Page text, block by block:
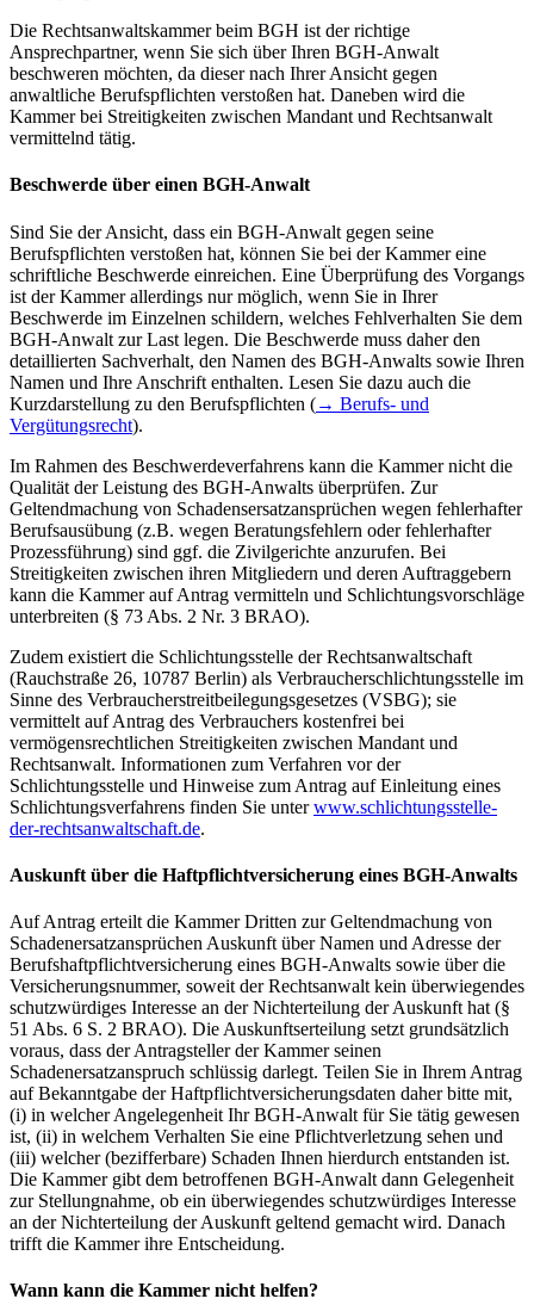
Die Rechtsanwaltskammer beim BGH ist der richtige
Ansprechpartner, wenn Sie sich über Ihren BGH-Anwalt
beschweren möchten, da dieser nach Ihrer Ansicht gegen
anwaltliche Berufspflichten verstoßen hat. Daneben wird die
Kammer bei Streitigkeiten zwischen Mandant und Rechtsanwalt
vermittelnd tätig.
Beschwerde über einen BGH-Anwalt
Sind Sie der Ansicht, dass ein BGH-Anwalt gegen seine
Berufspflichten verstoßen hat, können Sie bei der Kammer eine
schriftliche Beschwerde einreichen. Eine Überprüfung des Vorgangs
ist der Kammer allerdings nur möglich, wenn Sie in Ihrer
Beschwerde im Einzelnen schildern, welches Fehlverhalten Sie dem
BGH-Anwalt zur Last legen. Die Beschwerde muss daher den
detaillierten Sachverhalt, den Namen des BGH-Anwalts sowie Ihren
Namen und Ihre Anschrift enthalten. Lesen Sie dazu auch die
Kurzdarstellung zu den Berufspflichten (→ Berufs- und
Vergütungsrecht).
Im Rahmen des Beschwerdeverfahrens kann die Kammer nicht die
Qualität der Leistung des BGH-Anwalts überprüfen. Zur
Geltendmachung von Schadensersatzansprüchen wegen fehlerhafter
Berufsausübung (z.B. wegen Beratungsfehlern oder fehlerhafter
Prozessführung) sind ggf. die Zivilgerichte anzurufen. Bei
Streitigkeiten zwischen ihren Mitgliedern und deren Auftraggebern
kann die Kammer auf Antrag vermitteln und Schlichtungsvorschläge
unterbreiten (§ 73 Abs. 2 Nr. 3 BRAO).
Zudem existiert die Schlichtungsstelle der Rechtsanwaltschaft
(Rauchstraße 26, 10787 Berlin) als Verbraucherschlichtungsstelle im
Sinne des Verbraucherstreitbeilegungsgesetzes (VSBG); sie
vermittelt auf Antrag des Verbrauchers kostenfrei bei
vermögensrechtlichen Streitigkeiten zwischen Mandant und
Rechtsanwalt. Informationen zum Verfahren vor der
Schlichtungsstelle und Hinweise zum Antrag auf Einleitung eines
Schlichtungsverfahrens finden Sie unterwww.schlichtungsstelle-
der-rechtsanwaltschaft.de.
Auskunft über die Haftpflichtversicherung eines BGH-Anwalts
Auf Antrag erteilt die Kammer Dritten zur Geltendmachung von
Schadenersatzansprüchen Auskunft über Namen und Adresse der
Berufshaftpflichtversicherung eines BGH-Anwalts sowie über die
Versicherungsnummer, soweit der Rechtsanwalt kein überwiegendes
schutzwürdiges Interesse an der Nichterteilung der Auskunft hat (§
51 Abs. 6 S. 2 BRAO). Die Auskunftserteilung setzt grundsätzlich
voraus, dass der Antragsteller der Kammer seinen
Schadenersatzanspruch schlüssig darlegt. Teilen Sie in Ihrem Antrag
auf Bekanntgabe der Haftpflichtversicherungsdaten daher bitte mit,
(i) in welcher Angelegenheit Ihr BGH-Anwalt für Sie tätig gewesen
ist, (ii) in welchem Verhalten Sie eine Pflichtverletzung sehen und
(iii) welcher (bezifferbare) Schaden Ihnen hierdurch entstanden ist.
Die Kammer gibt dem betroffenen BGH-Anwalt dann Gelegenheit
zur Stellungnahme, ob ein überwiegendes schutzwürdiges Interesse
an der Nichterteilung der Auskunft geltend gemacht wird. Danach
trifft die Kammer ihre Entscheidung.
Wann kann die Kammer nicht helfen?